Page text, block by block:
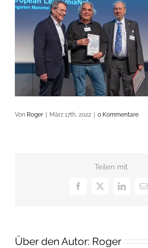
Von Roger März 17th, 2022 0 Kommentare
Teilen mit
Facebook
X LinkedIn
E-
Über den Autor: Roger